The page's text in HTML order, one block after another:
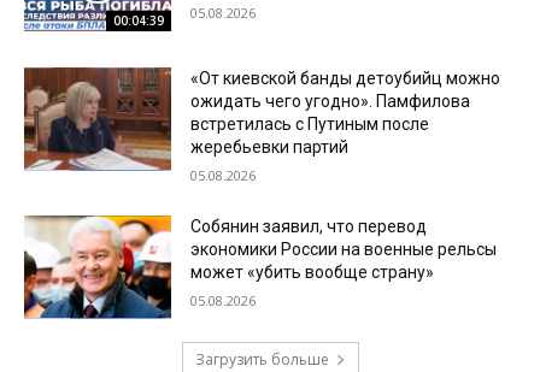
00:04:39 05.08.2026
«От киевской банды детоубийц можно
ожидать чего угодно». Памфилова
встретилась с Путиным после
жеребьевки партий
05.08.2026
Собянин заявил, что перевод
экономики России на военные рельсы
может «убить вообще страну»
05.08.2026
Загрузить больше